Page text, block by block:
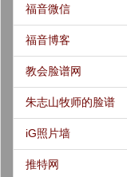
福音微信
福音博客
教会脸谱网
朱志山牧师的脸谱
iG照片墙
推特网